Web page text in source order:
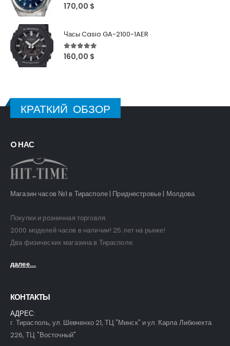
5out of 5
170,00 $
Часы Casio GA-2100-1AER
5out of 5
160,00 $
КРАТКИЙ ОБЗОР
O НАС
Магазин часов №1 в Тирасполе | Приднестровье | Молдова.
Покупки и розничная торговля.
2000 моделей часов в наличии! 25 лет на рынке!
Два физических магазина в Тирасполе.
далее...
КОНТАКТЫ
АДРЕС:
г. Тирасполь, ул. Шевченко 21, ТЦ "Минск" и ул. Карла Либкнехта
226, ТЦ "Восточный"